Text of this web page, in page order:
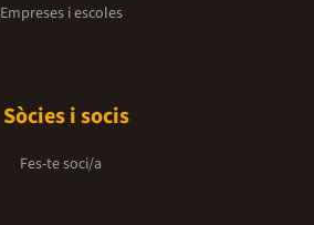
Empreses i escoles
Sòcies i socis
Fes-te soci/a